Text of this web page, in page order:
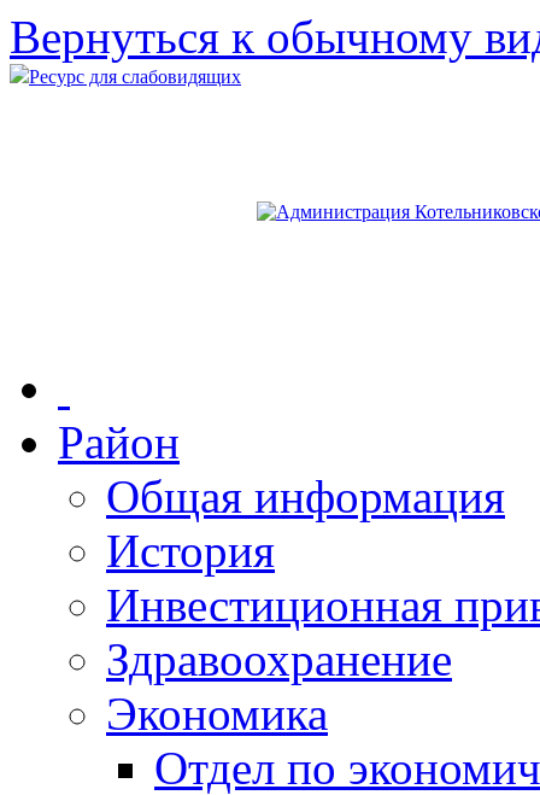
Вернуться к обычному
Ресурс для слабовидящих
Район
Общая информация
История
Инвестиционная
Здравоохранение
Экономика
Отдел по